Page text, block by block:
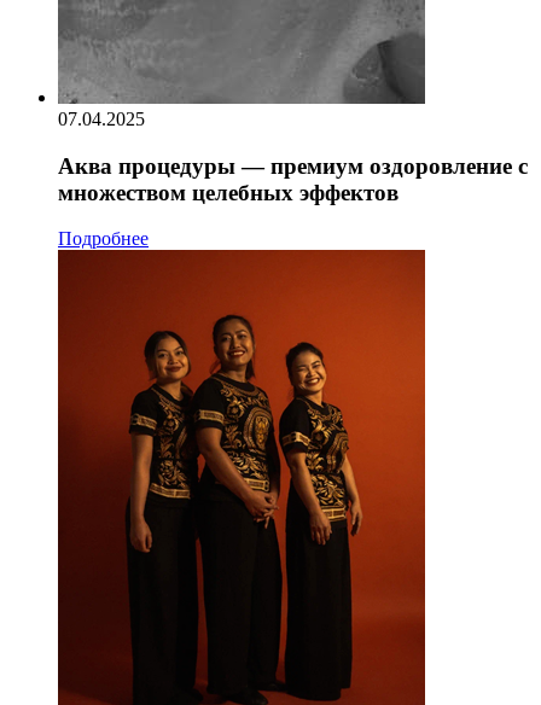
07.04.2025
Аква процедуры — премиум оздоровление с
множеством целебных эффектов
Подробнее